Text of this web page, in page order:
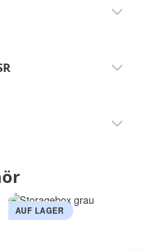
AUF LAGER